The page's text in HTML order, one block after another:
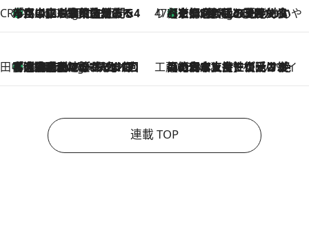
CREA'S CHOICE
1 Hour Ago
「立川にも歌舞伎があるんだよ」 片岡仁左衛門・市川中車ら豪華座組みで4年目の立川立飛歌舞伎へ 47都道府県の手みやげ ひんやりスイーツで夏を満喫
1 Hour Ago
【京都府】この夏絶対食べたい 冷やしておいしいおやつ3選 ひと口目から心を掴む新緑のテリーヌ
田中稲の勝手に再ブーム
6 Hours Ago
「湘南乃風に憧れて」観客大盛上がりの“タオル回し”に、ラッパー顔負けの高速歌唱まで…さだまさし（74）のアグレッシブすぎる現在地 工藤まやのおもてなしハワイ
2026.8.6
【ハワイ土産】ローカルの絶大な支持で復活！ 絶品の幻クッキー《元ファンの日本人女性が受け継いだ名店》
連載 TOP